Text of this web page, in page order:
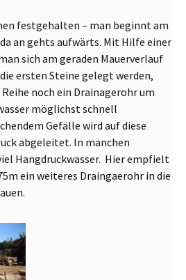
festgehalten – man beginnt am
an gehts aufwärts. Mit Hilfe einer
sich am geraden Mauerverlauf
ersten Steine gelegt werden,
noch ein Drainagerohr um
möglichst schnell
Gefälle wird auf diese
abgeleitet. In manchen
Hangdruckwasser. Hier empfielt
ein weiteres Draingaerohr in die